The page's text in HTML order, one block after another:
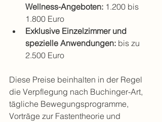
Wellness-Angeboten: 1.200 bis
1.800 Euro
Exklusive Einzelzimmer und
spezielle Anwendungen: bis zu
2.500 Euro
Diese Preise beinhalten in der Regel
die Verpflegung nach Buchinger-Art,
tägliche Bewegungsprogramme,
Vorträge zur Fastentheorie und